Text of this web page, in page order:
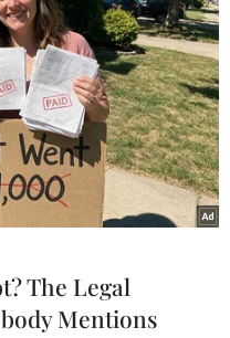
The Legal
Mentions